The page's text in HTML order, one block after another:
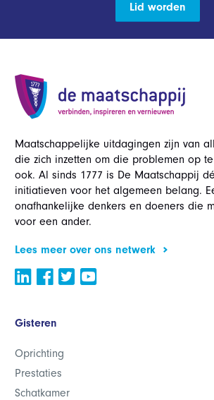
Lid worden
Maatschappelijke uitdagingen zijn van
die zich inzetten om die problemen op
ook. Al sinds 1777 is De Maatschappij
initiatieven voor het algemeen belang.
onafhankelijke denkers en doeners die
voor een ander.
Lees meer over ons netwerk
Gisteren
Oprichting
Prestaties
Schatkamer